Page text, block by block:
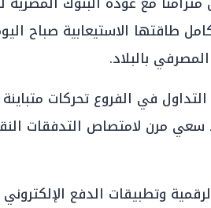
طاقتها الاستيعابية صباح
بالبلاد.
في الفروع تحركات متباينة
سعي مرن لامتصاص التدفقات
وتطبيقات الدفع